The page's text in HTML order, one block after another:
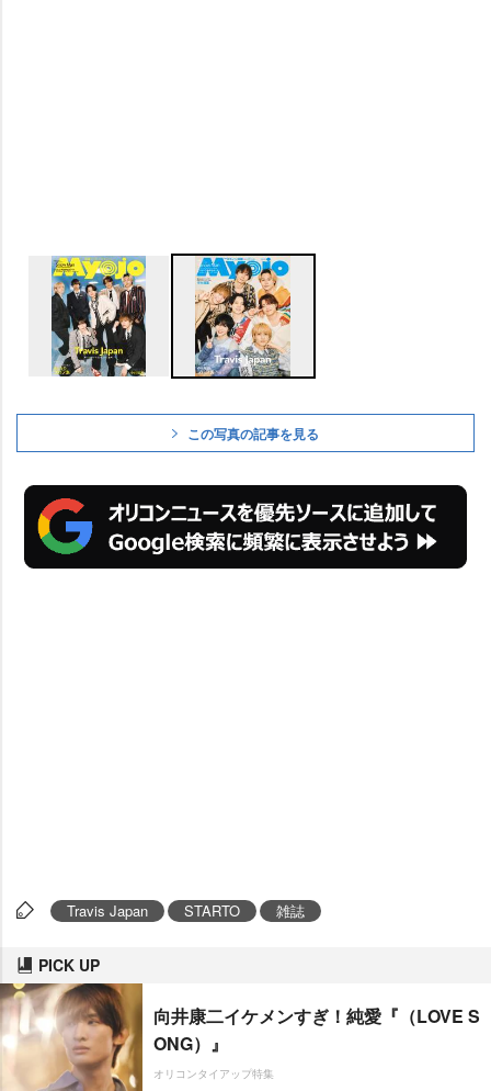
この写真の記事を見る
Travis Japan STARTO 雑誌
PICK UP
向井康二イケメンすぎ！純愛『（LOVE S
ONG）』
オリコンタイアップ特集